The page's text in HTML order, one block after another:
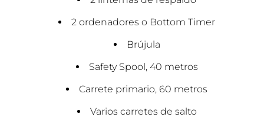
2 ordenadores o Bottom Timer
Brújula
Safety Spool, 40 metros
Carrete primario, 60 metros
Varios carretes de salto